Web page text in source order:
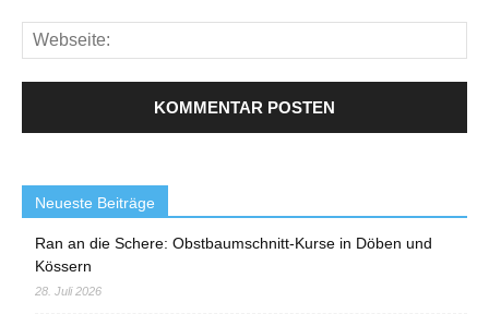
Neueste Beiträge
Ran an die Schere: Obstbaumschnitt-Kurse in Döben und
Kössern
28. Juli 2026